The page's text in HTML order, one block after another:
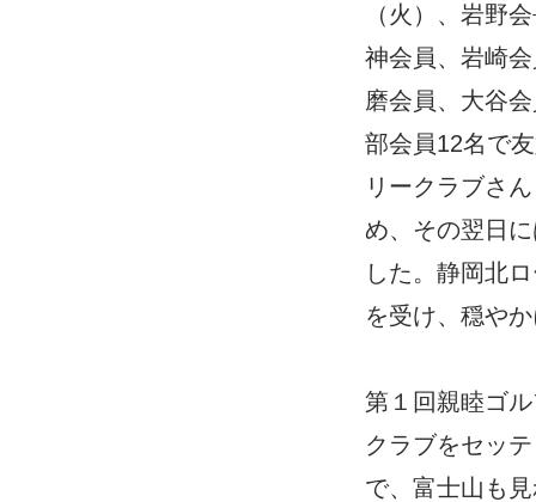
（火）、岩野
神会員、岩崎
磨会員、大谷
部会員12名で
リークラブさ
め、その翌日
した。静岡北
を受け、穏や
第１回親睦ゴ
クラブをセッ
で、富士山も